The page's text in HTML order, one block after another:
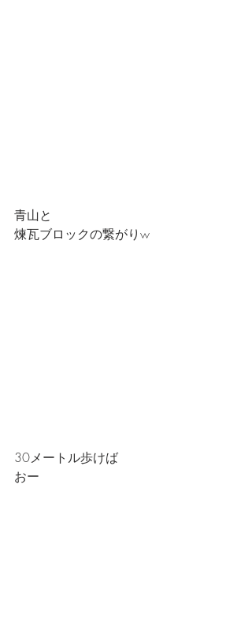
青山と
煉瓦ブロックの繋がりw
30メートル歩けば
おー